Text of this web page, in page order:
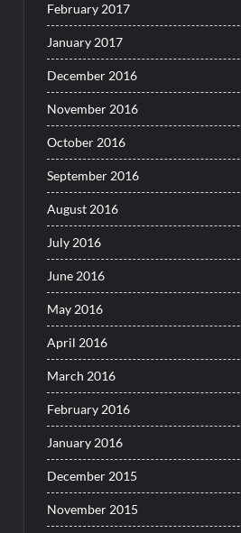
February 2017
January 2017
December 2016
November 2016
October 2016
September 2016
August 2016
July 2016
June 2016
May 2016
April 2016
March 2016
February 2016
January 2016
December 2015
November 2015